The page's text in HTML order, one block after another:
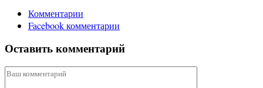
Комментарии
Facebook комментарии
Оставить комментарий